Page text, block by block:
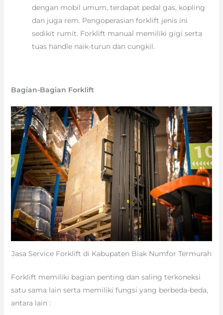
dengan mobil umum, terdapat pedal gas, kopling
dan juga rem. Pengoperasian forklift jenis ini
sedikit rumit. Forklift manual memiliki gigi serta
tuas handle naik-turun dan cungkil.
Bagian-Bagian Forklift
Jasa Service Forklift di Kabupaten Biak Numfor Termurah
Forklift memiliki bagian penting dan saling terkoneksi
satu sama lain serta memiliki fungsi yang berbeda-beda,
antara lain :